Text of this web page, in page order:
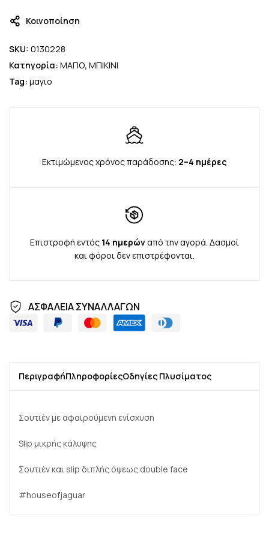
Κοινοποίηση
SKU: 0130228
Κατηγορία: ΜΑΓΙΟ, ΜΠΙΚΙΝΙ
Tag: μαγιο
Εκτιμώμενος χρόνος παράδοσης: 2–4 ημέρες
Επιστροφή εντός 14 ημερώναπό την αγορά. Δασμοί
και φόροι δεν επιστρέφονται.
ΑΣΦΑΛΕΙΑ ΣΥΝΑΛΛΑΓΩΝ
ΠεριγραφήΠληροφορίεςΟδηγίες Πλυσίματος
Σουτιέν με αφαιρούμενη ενίσχυση
Slip μικρής κάλυψης
Σουτιέν και slip διπλής όψεως double face
#houseofjaguar